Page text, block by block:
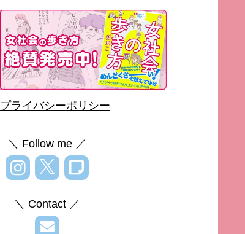
プライバシーポリシー
＼ Follow me ／
＼ Contact ／